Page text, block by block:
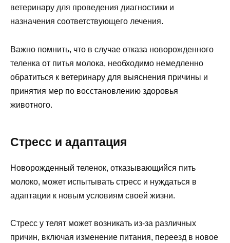
ветеринару для проведения диагностики и
назначения соответствующего лечения.
Важно помнить, что в случае отказа новорожденного
теленка от питья молока, необходимо немедленно
обратиться к ветеринару для выяснения причины и
принятия мер по восстановлению здоровья
животного.
Стресс и адаптация
Новорожденный теленок, отказывающийся пить
молоко, может испытывать стресс и нуждаться в
адаптации к новым условиям своей жизни.
Стресс у телят может возникать из-за различных
причин, включая изменение питания, переезд в новое